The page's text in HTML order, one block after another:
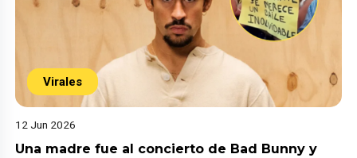
Virales
12 Jun 2026
Una madre fue al concierto de Bad Bunny y